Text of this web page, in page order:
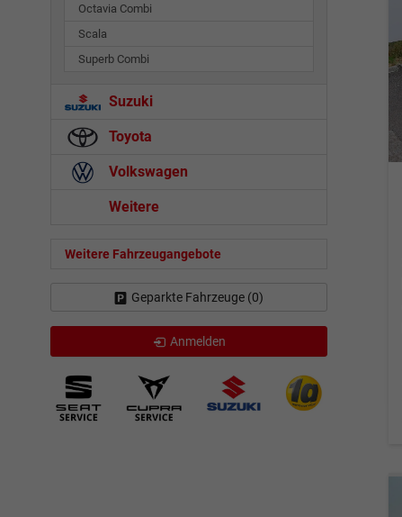
Octavia Combi
Scala
Superb Combi
Suzuki
Toyota
Volkswagen
Weitere
Weitere Fahrzeugangebote
Geparkte Fahrzeuge (0)
Anmelden